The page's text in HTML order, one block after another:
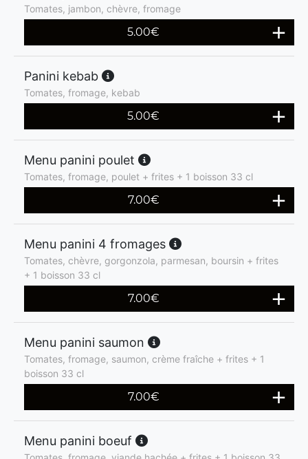
Tomates, jambon, chèvre, fromage
5.00€
Panini kebab
Tomates, fromage, kebab
5.00€
Menu panini poulet
Tomates, fromage, poulet + frites + 1 boisson 33 cl
7.00€
Menu panini 4 fromages
Tomates, chèvre, gorgonzola, parmesan, boursin + frites
+ 1 boisson 33 cl
7.00€
Menu panini saumon
Tomates, fromage, saumon, crème fraîche + frites + 1
boisson 33 cl
7.00€
Menu panini boeuf